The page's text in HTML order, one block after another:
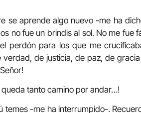
se aprende algo nuevo -me ha
no fue un brindis al sol. No me
perdón para los que me
verdad, de justicia, de paz, de
queda tanto camino por andar…!
temes -me ha interrumpido-.